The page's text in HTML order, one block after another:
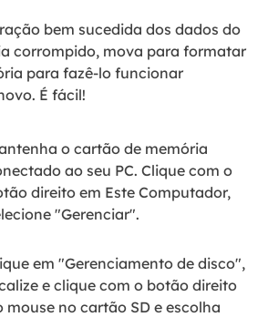
bem sucedida dos dados do
corrompido, mova para formatar
para fazê-lo funcionar
É fácil!
o cartão de memória
ao seu PC. Clique com o
direito em Este Computador,
"Gerenciar".
em "Gerenciamento de disco",
e clique com o botão direito
mouse no cartão SD e escolha